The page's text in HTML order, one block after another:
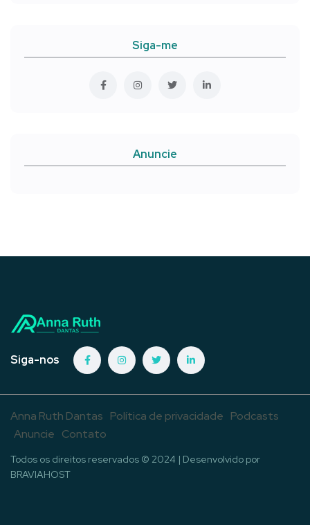
Siga-me
Anuncie
Siga-nos
Anna Ruth Dantas Política de privacidade Podcasts
Anuncie Contato
Todos os direitos reservados © 2024 | Desenvolvido por
BRAVIAHOST